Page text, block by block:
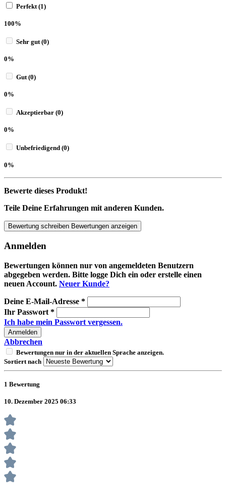
Perfekt (1)
100%
Sehr gut (0)
0%
Gut (0)
0%
Akzeptierbar (0)
0%
Unbefriedigend (0)
0%
Bewerte dieses Produkt!
Teile Deine Erfahrungen mit anderen Kunden.
Bewertung schreiben Bewertungen anzeigen
Anmelden
Bewertungen können nur von angemeldeten Benutzern
abgegeben werden. Bitte logge Dich ein oder erstelle einen
neuen Account. Neuer Kunde?
Deine E-Mail-Adresse *
Ihr Passwort *
Ich habe mein Passwort vergessen.
Anmelden
Abbrechen
Bewertungen nur in der aktuellen Sprache anzeigen.
Sortiert nach
1 Bewertung
10. Dezember 2025 06:33